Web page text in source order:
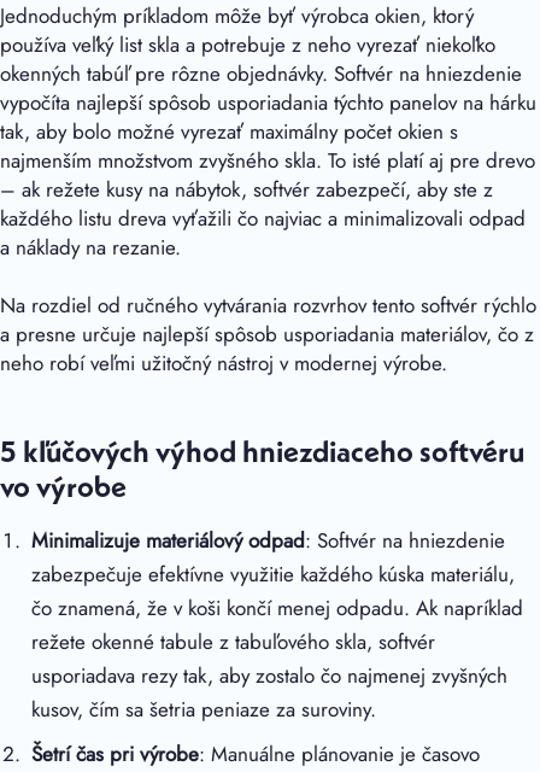
Jednoduchým príkladom môže byť výrobca okien, ktorý
používa veľký list skla a potrebuje z neho vyrezať niekoľko
okenných tabúľ pre rôzne objednávky. Softvér na hniezdenie
vypočíta najlepší spôsob usporiadania týchto panelov na hárku
tak, aby bolo možné vyrezať maximálny počet okien s
najmenším množstvom zvyšného skla. To isté platí aj pre drevo
– ak režete kusy na nábytok, softvér zabezpečí, aby ste z
každého listu dreva vyťažili čo najviac a minimalizovali odpad
a náklady na rezanie.
Na rozdiel od ručného vytvárania rozvrhov tento softvér rýchlo
a presne určuje najlepší spôsob usporiadania materiálov, čo z
neho robí veľmi užitočný nástroj v modernej výrobe.
5 kľúčových výhod hniezdiaceho softvéru
vo výrobe
Minimalizuje materiálový odpad: Softvér na hniezdenie
zabezpečuje efektívne využitie každého kúska materiálu,
čo znamená, že v koši končí menej odpadu. Ak napríklad
režete okenné tabule z tabuľového skla, softvér
usporiadava rezy tak, aby zostalo čo najmenej zvyšných
kusov, čím sa šetria peniaze za suroviny.
Šetrí čas pri výrobe: Manuálne plánovanie je časovo